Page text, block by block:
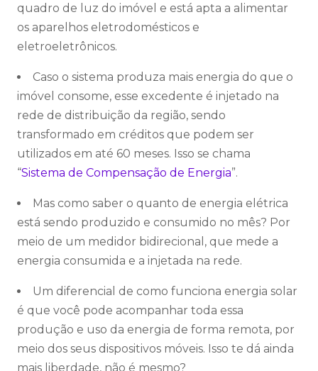
quadro de luz do imóvel e está apta a alimentar
os aparelhos eletrodomésticos e
eletroeletrônicos.
Caso o sistema produza mais energia do que o
imóvel consome, esse excedente é injetado na
rede de distribuição da região, sendo
transformado em créditos que podem ser
utilizados em até 60 meses. Isso se chama
“Sistema de Compensação de Energia”.
Mas como saber o quanto de energia elétrica
está sendo produzido e consumido no mês? Por
meio de um medidor bidirecional, que mede a
energia consumida e a injetada na rede.
Um diferencial de como funciona energia solar
é que você pode acompanhar toda essa
produção e uso da energia de forma remota, por
meio dos seus dispositivos móveis. Isso te dá ainda
mais liberdade, não é mesmo?